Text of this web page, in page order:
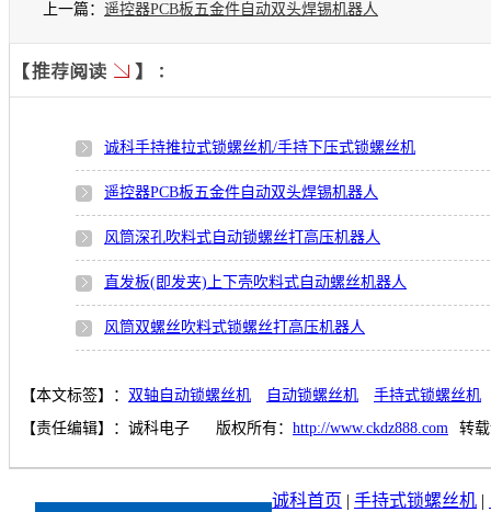
上一篇： 遥控器PCB板五金件自动双头焊锡机器人
诚科手持推拉式锁螺丝机/手持下压式锁螺丝机
遥控器PCB板五金件自动双头焊锡机器人
风筒深孔吹料式自动锁螺丝打高压机器人
直发板(即发夹)上下壳吹料式自动螺丝机器人
风筒双螺丝吹料式锁螺丝打高压机器人
【本文标签】： 双轴自动锁螺丝机 自动锁螺丝机
手持式锁螺丝机
【责任编辑】： 诚科电子 版权所有： http://www.ckdz888.com 转
诚科首页 | 手持式锁螺丝机 |